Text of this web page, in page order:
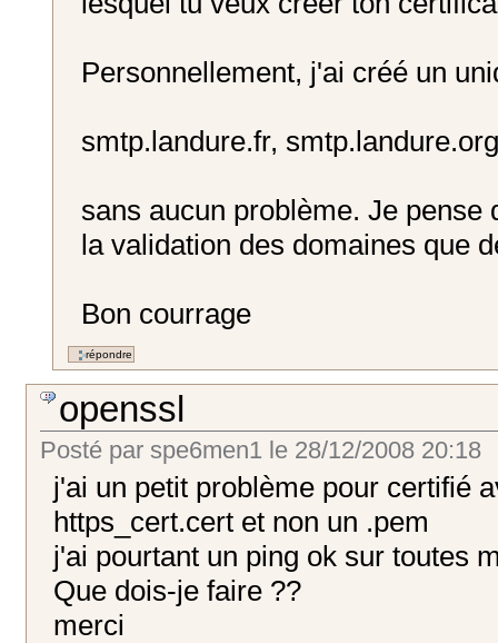
Personnellement, j'ai créé un
smtp.landure.fr,
sans aucun problème. Je pense
la validation des domaines que
Bon courrage
openssl
Posté par spe6men1 le 28/12/2008 20:18
j'ai un petit problème pour certifié
https_cert.cert et non un .pem
j'ai pourtant un ping ok sur toutes
Que dois-je faire ??
merci